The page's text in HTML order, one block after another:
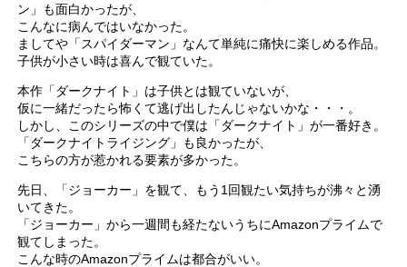
ン」も面白かったが、
こんなに病んではいなかった。
ましてや「スパイダーマン」なんて単純に痛快に楽しめる作品。
子供が小さい時は喜んで観ていた。
本作「ダークナイト」は子供とは観ていないが、
仮に一緒だったら怖くて逃げ出したんじゃないかな・・・。
しかし、このシリーズの中で僕は「ダークナイト」が一番好き。
「ダークナイトライジング」も良かったが、
こちらの方が惹かれる要素が多かった。
先日、「ジョーカー」を観て、もう1回観たい気持ちが沸々と湧
いてきた。
「ジョーカー」から一週間も経たないうちにAmazonプライムで
観てしまった。
こんな時のAmazonプライムは都合がいい。